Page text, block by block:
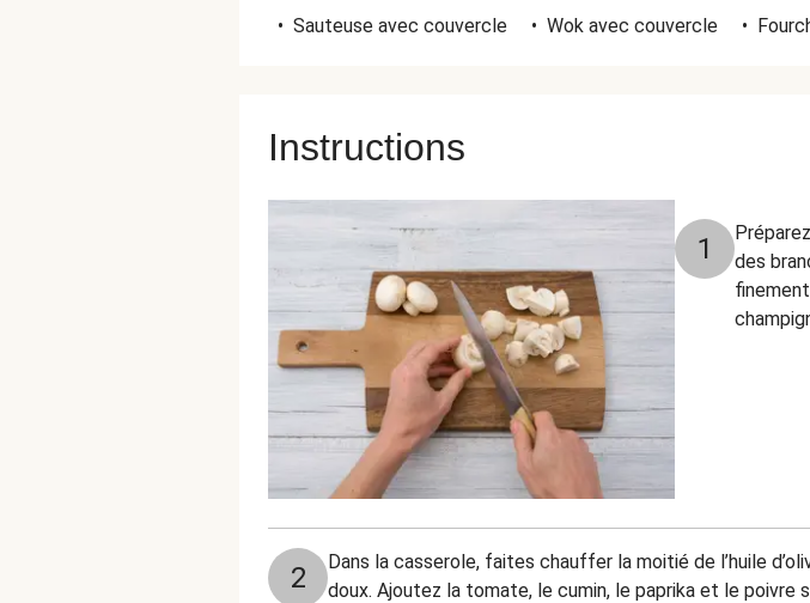
• Sauteuse avec couvercle • Wok avec couvercle •
Instructions
1
des
2
Dans la casserole, faites chauffer la moitié de l’huile
doux. Ajoutez la tomate, le cumin, le paprika et le